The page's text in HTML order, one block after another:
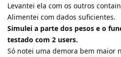
Levantei ela com os outros
Alimentei com dados suficientes.
Simulei a parte dos pesos e o
testado com 2 users.
Só notei uma demora bem maior